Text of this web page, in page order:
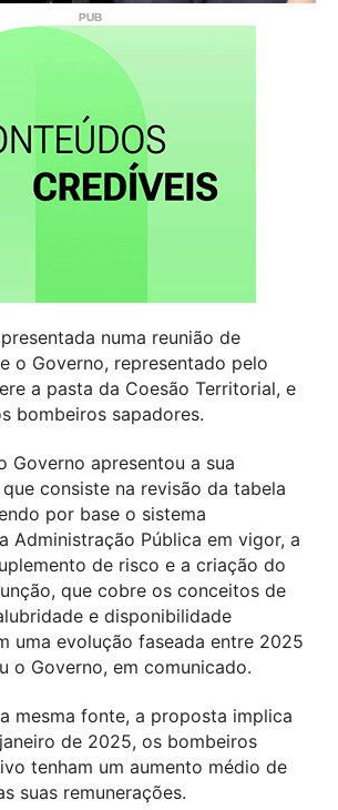
numa reunião de
o Governo, representado pelo
a pasta da Coesão Territorial, e
bombeiros sapadores.
Governo apresentou a sua
consiste na revisão da tabela
por base o sistema
Administração Pública em vigor, a
de risco e a criação do
que cobre os conceitos de
e disponibilidade
uma evolução faseada entre 2025
o Governo, em comunicado.
mesma fonte, a proposta implica
de 2025, os bombeiros
tenham um aumento médio de
suas remunerações.